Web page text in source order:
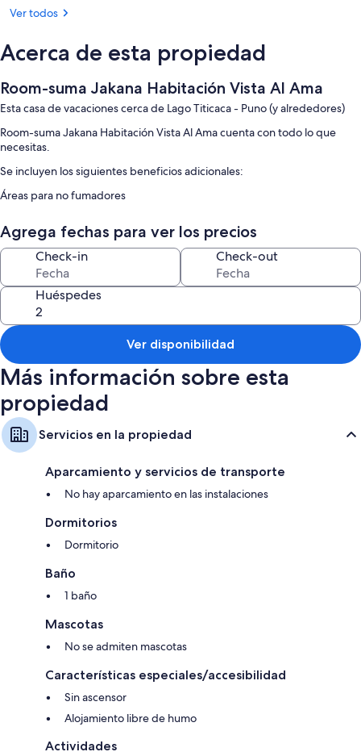
Ver todos
Acerca de esta propiedad
Room-suma Jakana Habitación Vista Al Ama
Esta casa de vacaciones cerca de Lago Titicaca - Puno (y alrededores)
Room-suma Jakana Habitación Vista Al Ama cuenta con todo lo que
necesitas.
Se incluyen los siguientes beneficios adicionales:
Áreas para no fumadores
Agrega fechas para ver los precios
Check-in Check-out
Huéspedes
Ver disponibilidad
Más información sobre esta
propiedad
Servicios en la propiedad
Aparcamiento y servicios de transporte
No hay aparcamiento en las instalaciones
Dormitorios
Dormitorio
Baño
1 baño
Mascotas
No se admiten mascotas
Características especiales/accesibilidad
Sin ascensor
Alojamiento libre de humo
Actividades